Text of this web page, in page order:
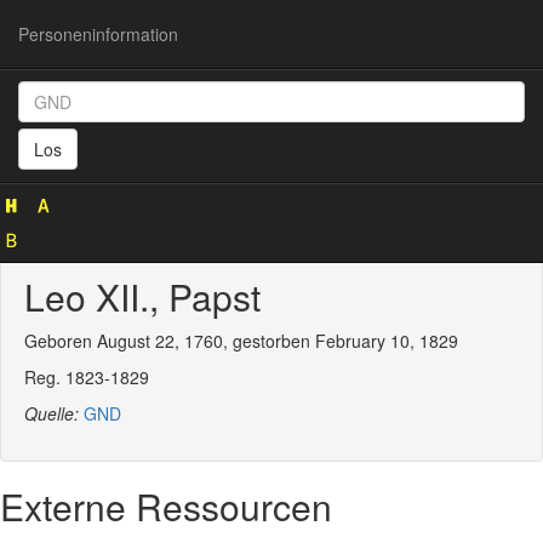
Personeninformation
Los
Personeninformation
119180413)
Leo XII., Papst
Geboren August 22, 1760, gestorben February 10, 1829
Reg. 1823-1829
Quelle: GND
Externe Ressourcen